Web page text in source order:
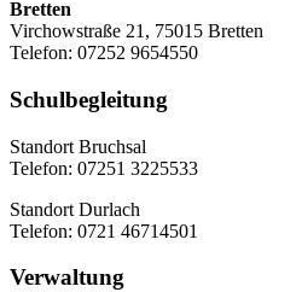
Bretten
Virchowstraße 21, 75015 Bretten
Telefon: 07252 9654550
Schulbegleitung
Standort Bruchsal
Telefon: 07251 3225533
Standort Durlach
Telefon: 0721 46714501
Verwaltung